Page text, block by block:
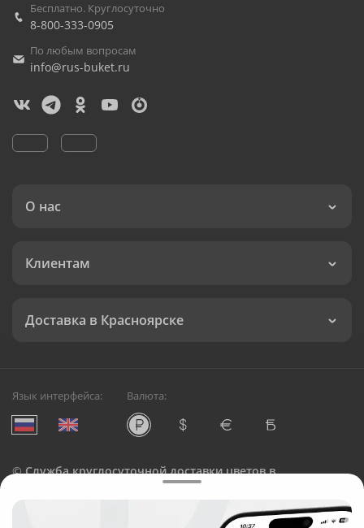
Бесплатно. Круглосуточно
8-800-333-0905
По любым вопросам
info@rus-buket.ru
О нас
Клиентам
Доставка в Красноярске
Язык интерфейса: Валюта:
©Служба круглосуточной доставки цветов в
Русский Букет, 2026